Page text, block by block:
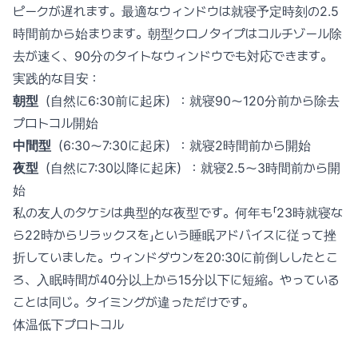
ピークが遅れます。最適なウィンドウは就寝予定時刻の2.5
時間前から始まります。朝型クロノタイプはコルチゾール除
去が速く、90分のタイトなウィンドウでも対応できます。
実践的な目安：
朝型 （自然に6:30前に起床）：就寝90〜120分前から除去
プロトコル開始
中間型 （6:30〜7:30に起床）：就寝2時間前から開始
夜型 （自然に7:30以降に起床）：就寝2.5〜3時間前から開
始
私の友人のタケシは典型的な夜型です。何年も「23時就寝な
ら22時からリラックスを」という睡眠アドバイスに従って挫
折していました。ウィンドダウンを20:30に前倒ししたとこ
ろ、入眠時間が40分以上から15分以下に短縮。やっている
ことは同じ。タイミングが違っただけです。
体温低下プロトコル